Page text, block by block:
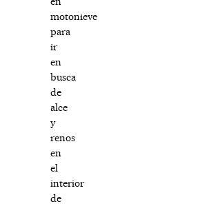
motonieve
para
ir
en
busca
de
alce
y
renos
en
el
interior
de